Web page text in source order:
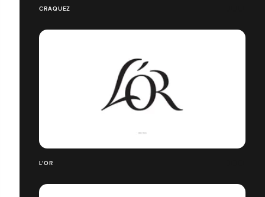
CRAQUEZ
L'OR